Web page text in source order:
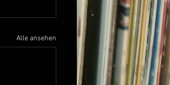
Alle ansehen